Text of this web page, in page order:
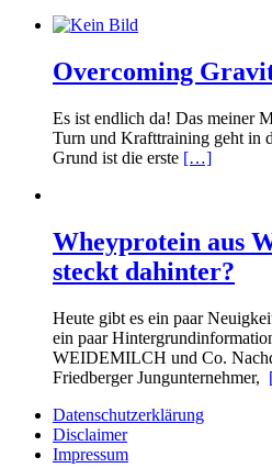
Overcoming
Es ist endlich da! Das meiner
Turn und Krafttraining geht in
Grund ist die erste […]
Wheyprotein aus
steckt dahinter?
Heute gibt es ein paar
ein paar
WEIDEMILCH und Co.
Friedberger Jungunternehmer,
Datenschutzerklärung
Disclaimer
Impressum